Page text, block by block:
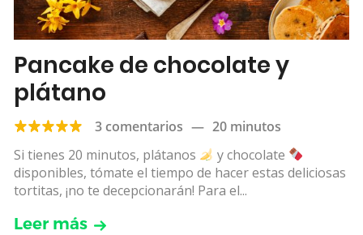
Pancake de chocolate y
plátano
3 comentarios — 20 minutos
Si tienes 20 minutos, plátanos
y chocolate
disponibles, tómate el tiempo de hacer estas deliciosas
tortitas, ¡no te decepcionarán! Para el...
Leer más